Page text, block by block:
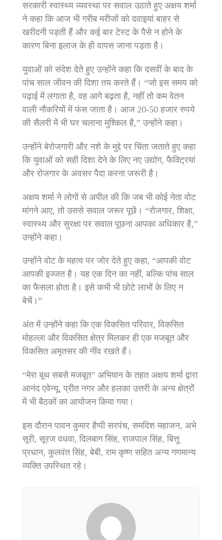
सरकारी स्वास्थ्य व्यवस्था पर सवाल उठाते हुए अक्षय शर्मा
ने कहा कि आज भी गरीब मरीजों को दवाइयां बाहर से
खरीदनी पड़ती हैं और कई बार टेस्ट के पैसे न होने के
कारण बिना इलाज के ही वापस जाना पड़ता है।
युवाओं को संदेश देते हुए उन्होंने कहा कि दसवीं के बाद के
पांच साल जीवन की दिशा तय करते हैं। “जो इस समय को
पढ़ाई में लगाता है, वह आगे बढ़ता है, नहीं तो कम वेतन
वाली नौकरियों में फंस जाता है। आज 20-50 हजार रुपये
की सैलरी में भी घर चलाना मुश्किल है,” उन्होंने कहा।
उन्होंने बेरोजगारी और नशे के मुद्दे पर चिंता जताते हुए कहा
कि युवाओं को सही दिशा देने के लिए नए उद्योग, फैक्ट्रियां
और रोजगार के अवसर पैदा करना जरूरी है।
अक्षय शर्मा ने लोगों से अपील की कि जब भी कोई नेता वोट
मांगने आए, तो उससे सवाल जरूर पूछें। “रोजगार, शिक्षा,
स्वास्थ्य और सुरक्षा पर सवाल पूछना आपका अधिकार है,”
उन्होंने कहा।
उन्होंने वोट के महत्व पर जोर देते हुए कहा, “आपकी वोट
आपकी इज्जत है। यह एक दिन का नहीं, बल्कि पांच साल
का फैसला होता है। इसे कभी भी छोटे लाभों के लिए न
बेचें।”
अंत में उन्होंने कहा कि एक विकसित परिवार, विकसित
मोहल्ला और विकसित क्षेत्र मिलकर ही एक मजबूत और
विकसित अमृतसर की नींव रखते हैं।
“मेरा बूथ सबसे मजबूत” अभियान के तहत अक्षय शर्मा द्वारा
आनंद एवेन्यू, प्रीत नगर और हलका उत्तरी के अन्य क्षेत्रों
में भी बैठकों का आयोजन किया गया।
इस दौरान पावन कुमार हैप्पी सरपंच, समदिश महाजन, अभे
सूरी, सूरज वधवा, दिलबाग सिंह, राजपाल सिंह, बित्तू
प्रधान, कुलवंत सिंह, बेबी, राम कृष्ण सहित अन्य गणमान्य
व्यक्ति उपस्थित रहे।